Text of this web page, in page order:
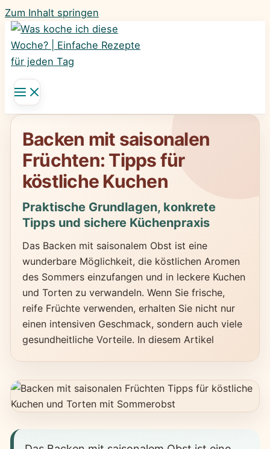
Zum Inhalt springen
Backen mit saisonalen
Früchten: Tipps für
köstliche Kuchen
Praktische Grundlagen, konkrete
Tipps und sichere Küchenpraxis
Das Backen mit saisonalem Obst ist eine
wunderbare Möglichkeit, die köstlichen Aromen
des Sommers einzufangen und in leckere Kuchen
und Torten zu verwandeln. Wenn Sie frische,
reife Früchte verwenden, erhalten Sie nicht nur
einen intensiven Geschmack, sondern auch viele
gesundheitliche Vorteile. In diesem Artikel